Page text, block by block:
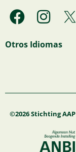
F
a
c
o
k
I
n
s
g
a
m
Otros Idiomas
©2026 Stichting AAP